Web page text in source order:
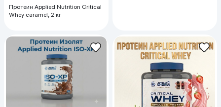
Протеин Applied Nutrition Critical
Whey caramel, 2 кг